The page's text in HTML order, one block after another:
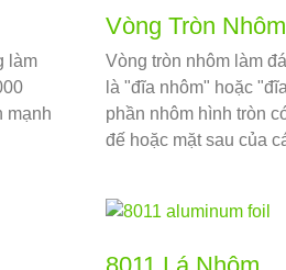
làm
mạnh
Vòng Tròn
Vòng tròn nhôm làm
là "đĩa nhôm" hoặc
phần nhôm hình tròn
đế hoặc mặt sau của